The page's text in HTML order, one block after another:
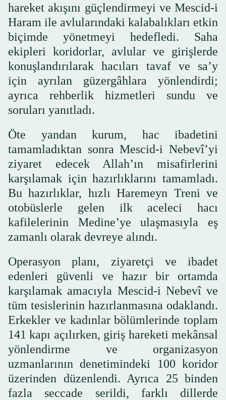
hareket akışını güçlendirmeyi ve Mescid-i
Haram ile avlularındaki kalabalıkları etkin
biçimde yönetmeyi hedefledi. Saha
ekipleri koridorlar, avlular ve girişlerde
konuşlandırılarak hacıları tavaf ve sa’y
için ayrılan güzergâhlara yönlendirdi;
ayrıca rehberlik hizmetleri sundu ve
soruları yanıtladı.
Öte yandan kurum, hac ibadetini
tamamladıktan sonra Mescid-i Nebevî’yi
ziyaret edecek Allah’ın misafirlerini
karşılamak için hazırlıklarını tamamladı.
Bu hazırlıklar, hızlı Haremeyn Treni ve
otobüslerle gelen ilk aceleci hacı
kafilelerinin Medine’ye ulaşmasıyla eş
zamanlı olarak devreye alındı.
Operasyon planı, ziyaretçi ve ibadet
edenleri güvenli ve hazır bir ortamda
karşılamak amacıyla Mescid-i Nebevî ve
tüm tesislerinin hazırlanmasına odaklandı.
Erkekler ve kadınlar bölümlerinde toplam
141 kapı açılırken, giriş hareketi mekânsal
yönlendirme ve organizasyon
uzmanlarının denetimindeki 100 koridor
üzerinden düzenlendi. Ayrıca 25 binden
fazla seccade serildi, farklı dillerde